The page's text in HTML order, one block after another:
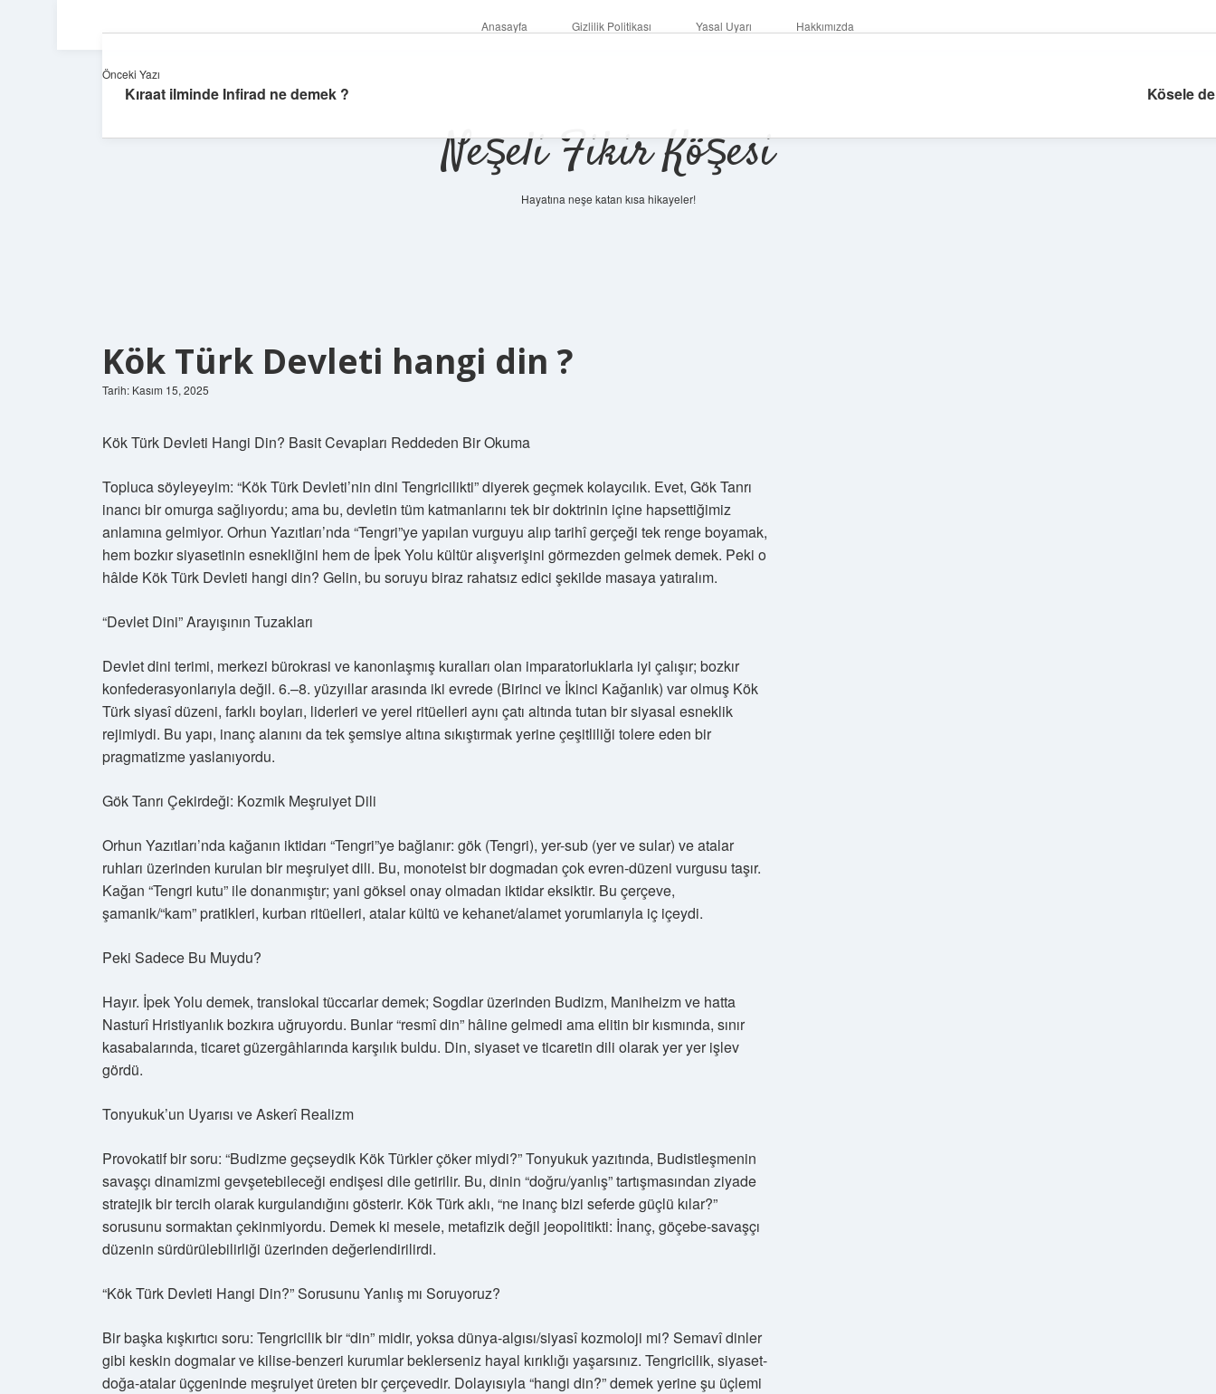
Anasayfa Gizlilik Politikası Yasal Uyarı Hakkımızda
Neşeli Fikir Köşesi
Hayatına neşe katan kısa hikayeler!
Kök Türk Devleti hangi din ?
Tarih: Kasım 15, 2025
Kök Türk Devleti Hangi Din? Basit Cevapları Reddeden Bir Okuma
Topluca söyleyeyim: “Kök Türk Devleti’nin dini Tengricilikti” diyerek geçmek kolaycılık. Evet, Gök Tanrı
inancı bir omurga sağlıyordu; ama bu, devletin tüm katmanlarını tek bir doktrinin içine hapsettiğimiz
anlamına gelmiyor. Orhun Yazıtları’nda “Tengri”ye yapılan vurguyu alıp tarihî gerçeği tek renge boyamak,
hem bozkır siyasetinin esnekliğini hem de İpek Yolu kültür alışverişini görmezden gelmek demek. Peki o
hâlde Kök Türk Devleti hangi din? Gelin, bu soruyu biraz rahatsız edici şekilde masaya yatıralım.
“Devlet Dini” Arayışının Tuzakları
Devlet dini terimi, merkezi bürokrasi ve kanonlaşmış kuralları olan imparatorluklarla iyi çalışır; bozkır
konfederasyonlarıyla değil. 6.–8. yüzyıllar arasında iki evrede (Birinci ve İkinci Kağanlık) var olmuş Kök
Türk siyasî düzeni, farklı boyları, liderleri ve yerel ritüelleri aynı çatı altında tutan bir siyasal esneklik
rejimiydi. Bu yapı, inanç alanını da tek şemsiye altına sıkıştırmak yerine çeşitliliği tolere eden bir
pragmatizme yaslanıyordu.
Gök Tanrı Çekirdeği: Kozmik Meşruiyet Dili
Orhun Yazıtları’nda kağanın iktidarı “Tengri”ye bağlanır: gök (Tengri), yer-sub (yer ve sular) ve atalar
ruhları üzerinden kurulan bir meşruiyet dili. Bu, monoteist bir dogmadan çok evren-düzeni vurgusu taşır.
Kağan “Tengri kutu” ile donanmıştır; yani göksel onay olmadan iktidar eksiktir. Bu çerçeve,
şamanik/“kam” pratikleri, kurban ritüelleri, atalar kültü ve kehanet/alamet yorumlarıyla iç içeydi.
Peki Sadece Bu Muydu?
Hayır. İpek Yolu demek, translokal tüccarlar demek; Sogdlar üzerinden Budizm, Maniheizm ve hatta
Nasturî Hristiyanlık bozkıra uğruyordu. Bunlar “resmî din” hâline gelmedi ama elitin bir kısmında, sınır
kasabalarında, ticaret güzergâhlarında karşılık buldu. Din, siyaset ve ticaretin dili olarak yer yer işlev
gördü.
Tonyukuk’un Uyarısı ve Askerî Realizm
Provokatif bir soru: “Budizme geçseydik Kök Türkler çöker miydi?” Tonyukuk yazıtında, Budistleşmenin
savaşçı dinamizmi gevşetebileceği endişesi dile getirilir. Bu, dinin “doğru/yanlış” tartışmasından ziyade
stratejik bir tercih olarak kurgulandığını gösterir. Kök Türk aklı, “ne inanç bizi seferde güçlü kılar?”
sorusunu sormaktan çekinmiyordu. Demek ki mesele, metafizik değil jeopolitikti: İnanç, göçebe-savaşçı
düzenin sürdürülebilirliği üzerinden değerlendirilirdi.
“Kök Türk Devleti Hangi Din?” Sorusunu Yanlış mı Soruyoruz?
Bir başka kışkırtıcı soru: Tengricilik bir “din” midir, yoksa dünya-algısı/siyasî kozmoloji mi? Semavî dinler
gibi keskin dogmalar ve kilise-benzeri kurumlar beklerseniz hayal kırıklığı yaşarsınız. Tengricilik, siyaset-
doğa-atalar üçgeninde meşruiyet üreten bir çerçevedir. Dolayısıyla “hangi din?” demek yerine şu üçlemi
Önceki Yazı
Kıraat ilminde Infirad ne demek ? Kösele